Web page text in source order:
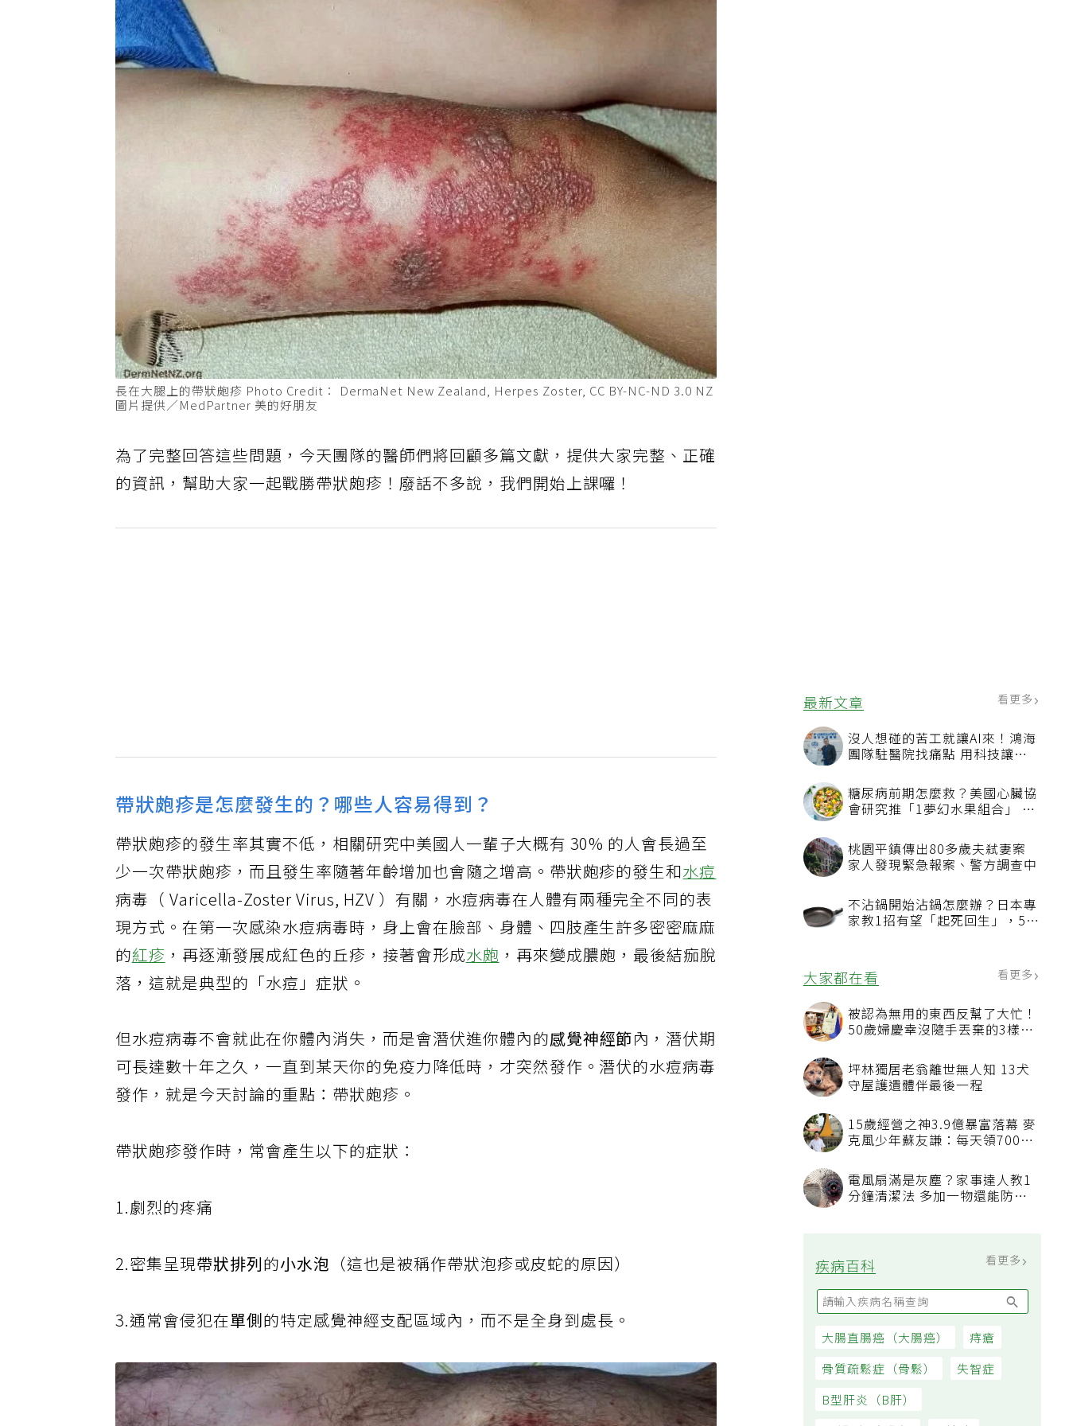
最新文章 看更多
沒人想碰的苦工就讓AI來！鴻海
團隊駐醫院找痛點 用科技讓醫
糖尿病前期怎麼救？美國心臟協
會研究推「1夢幻水果組合」 酪
桃園平鎮傳出80多歲夫弒妻案
家人發現緊急報案、警方調查中
不沾鍋開始沾鍋怎麼辦？日本專
家教1招有望「起死回生」，5情
大家都在看
被認為無用的東西反幫了大忙！
50歲婦慶幸沒隨手丟棄的3樣物
坪林獨居老翁離世無人知 13犬
守屋護遺體伴最後一程
15歲經營之神3.9億暴富落幕 麥
電風扇滿是灰塵？家事達人教1
疾病百科
長在大腿上的帶狀皰疹 Photo Credit： DermaNet New Zealand, Herpes Zoster, CC BY-NC-ND 3.0 NZ
圖片提供／MedPartner 美的好朋友
為了完整回答這些問題，今天團隊的醫師們將回顧多篇文獻，提供大家完整、正確
的資訊，幫助大家一起戰勝帶狀皰疹！廢話不多說，我們開始上課囉！
帶狀皰疹是怎麼發生的？哪些人容易得到？
帶狀皰疹的發生率其實不低，相關研究中美國人一輩子大概有 30% 的人會長過至
少一次帶狀皰疹，而且發生率隨著年齡增加也會隨之增高。帶狀皰疹的發生和水痘
病毒（ Varicella-Zoster Virus, HZV ）有關，水痘病毒在人體有兩種完全不同的表
現方式。在第一次感染水痘病毒時，身上會在臉部、身體、四肢產生許多密密麻麻
的紅疹 ，再逐漸發展成紅色的丘疹，接著會形成水皰 ，再來變成膿皰，最後結痂脫
落，這就是典型的「水痘」症狀。
但水痘病毒不會就此在你體內消失，而是會潛伏進你體內的感覺神經節 內，潛伏期
可長達數十年之久，一直到某天你的免疫力降低時，才突然發作。潛伏的水痘病毒
發作，就是今天討論的重點：帶狀皰疹。
帶狀皰疹發作時，常會產生以下的症狀：
1.劇烈的疼痛
2.密集呈現帶狀排列的 小水泡 （這也是被稱作帶狀泡疹或皮蛇的原因）
3.通常會侵犯在單側的特定感覺神經支配區域內，而不是全身到處長。